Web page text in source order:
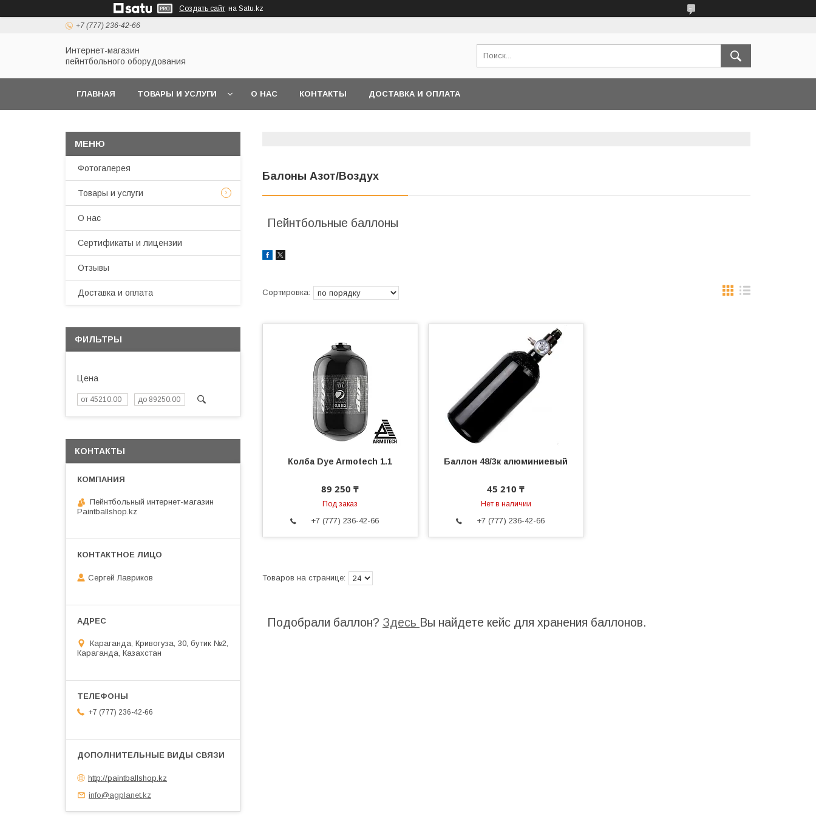
Создать сайт на Satu.kz
+7 (777) 236-42-66
Интернет-магазин
пейнтбольного оборудования
ГЛАВНАЯ ТОВАРЫ И УСЛУГИ О НАС КОНТАКТЫ ДОСТАВКА И ОПЛАТА
Балоны Азот/Воздух
Пейнтбольные баллоны
Колба Dye Armotech 1.1
89 250 ₸
Под заказ
+7 (777) 236-42-66
Баллон 48/3к алюминиевый
45 210 ₸
Нет в наличии
+7 (777) 236-42-66
Подобрали баллон? Здесь Вы найдете кейс для хранения баллонов.
Фотогалерея
Товары и услуги
О нас
Сертификаты и лицензии
Отзывы
Доставка и оплата
ФИЛЬТРЫ
Цена
КОНТАКТЫ
Пейнтбольный интернет-магазин
Paintballshop.kz
Сергей Лавриков
Караганда, Кривогуза, 30, бутик №2,
Караганда, Казахстан
+7 (777) 236-42-66
http://paintballshop.kz
info@agplanet.kz